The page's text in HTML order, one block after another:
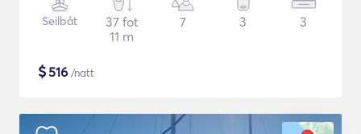
Seilbåt
37 fot
11 m
7 3 3
$516 /natt